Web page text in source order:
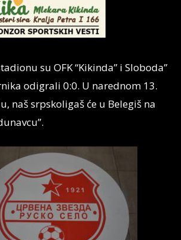
su OFK “Kikinda” i Sloboda”
odigrali 0:0. U narednom 13.
naš srpskoligaš će u Belegiš na